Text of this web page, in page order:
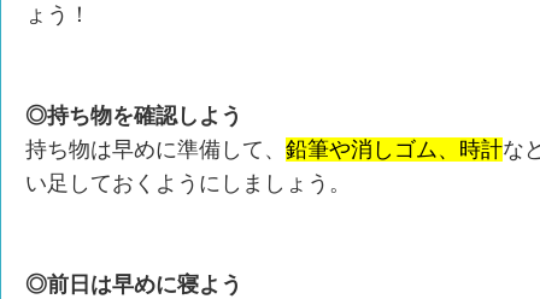
ょう！
◎持ち物を確認しよう
持ち物は早めに準備して、 鉛筆や消しゴム、時計な
い足しておくようにしましょう。
◎前日は早めに寝よう